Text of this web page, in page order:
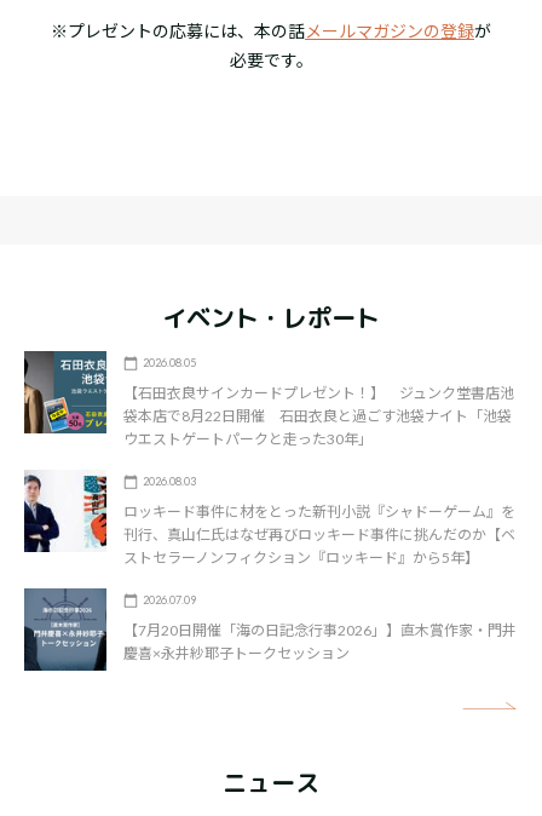
※プレゼントの応募には、本の話メールマガジンの登録が
必要です。
イベント・レポート
2026.08.05
【石田衣良サインカードプレゼント！】 ジュンク堂書店池
袋本店で8月22日開催 石田衣良と過ごす池袋ナイト「池袋
ウエストゲートパークと走った30年」
2026.08.03
ロッキード事件に材をとった新刊小説『シャドーゲーム』を
刊行、真山仁氏はなぜ再びロッキード事件に挑んだのか【ベ
ストセラーノンフィクション『ロッキード』から5年】
2026.07.09
【7月20日開催「海の日記念行事2026」】直木賞作家・門井
慶喜×永井紗耶子トークセッション
ニュース